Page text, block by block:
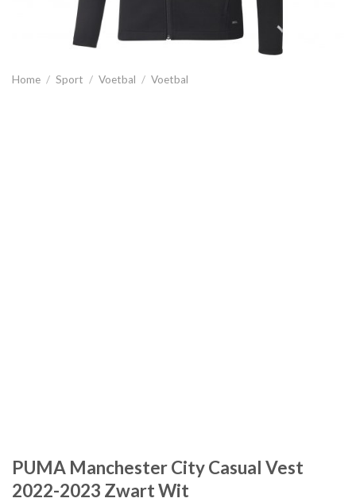
Home / Sport / Voetbal / Voetbal
PUMA Manchester City Casual Vest
2022-2023 Zwart Wit